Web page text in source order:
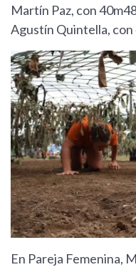
Martín Paz, con
Agustín Quintella, con
En Pareja Femenina,